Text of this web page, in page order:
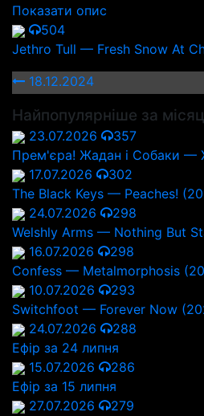
Показати опис
504
Jethro Tull — Fresh Snow At
18.12.2024
Найпопулярніше за
23.07.2026
357
Прем'єра! Жадан і Собаки —
17.07.2026
302
The Black Keys — Peaches!
24.07.2026
298
Welshly Arms — Nothing But
16.07.2026
298
Confess — Metalmorphosis
10.07.2026
293
Switchfoot — Forever Now
24.07.2026
288
Ефір за 24 липня
15.07.2026
286
Ефір за 15 липня
27.07.2026
279